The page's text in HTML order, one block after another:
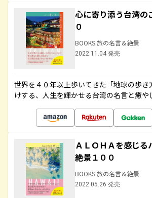
心に寄り添う台湾の
０
BOOKS 旅の名言＆絶景
2022.11.04 発売
世界を４０年以上歩いてきた「地球の歩き
けする、人生を輝かせる台湾の名言と癒や
ＡＬＯＨＡを感じる
絶景１００
BOOKS 旅の名言＆絶景
2022.05.26 発売